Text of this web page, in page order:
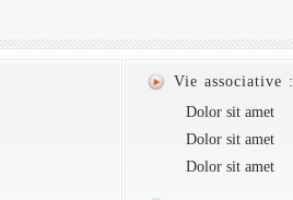
Vie associative :
Dolor sit amet
Dolor sit amet
Dolor sit amet